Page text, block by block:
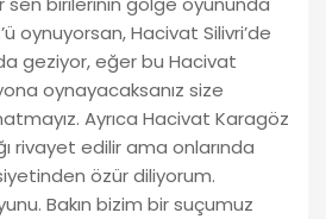
oynuyorsan, Hacivat Silivri’de
geziyor, eğer bu Hacivat
oynayacaksanız size
Ayrıca Hacivat Karagöz
rivayet edilir ama onlarında
özür diliyorum.
Bakın bizim bir suçumuz